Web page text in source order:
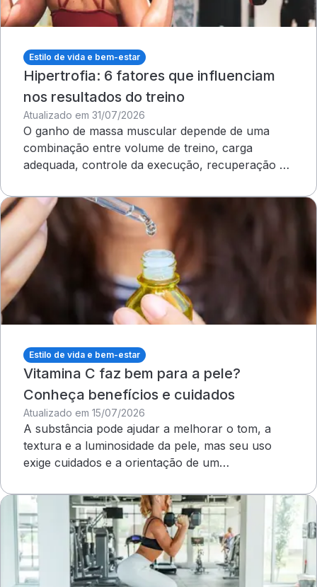
Estilo de vida e bem-estar
Hipertrofia: 6 fatores que influenciam
nos resultados do treino
Atualizado em 31/07/2026
O ganho de massa muscular depende de uma
combinação entre volume de treino, carga
adequada, controle da execução, recuperação e
Estilo de vida e bem-estar
Vitamina C faz bem para a pele?
Conheça benefícios e cuidados
Atualizado em 15/07/2026
A substância pode ajudar a melhorar o tom, a
textura e a luminosidade da pele, mas seu uso
exige cuidados e a orientação de um